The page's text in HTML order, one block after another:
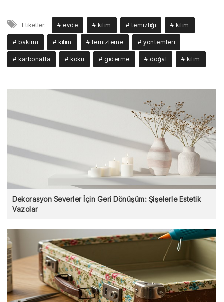
Etiketler: # evde # kilim # temizliği # kilim
# bakımı # kilim # temizleme # yöntemleri
# karbonatla # koku # giderme # doğal # kilim
Dekorasyon Severler İçin Geri Dönüşüm: Şişelerle Estetik
Vazolar